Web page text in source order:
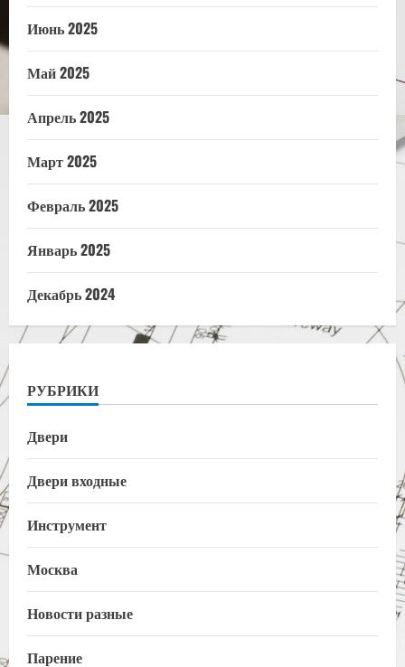
Июнь 2025
Май 2025
Апрель 2025
Март 2025
Февраль 2025
Январь 2025
Декабрь 2024
РУБРИКИ
Двери
Двери входные
Инструмент
Москва
Новости разные
Парение